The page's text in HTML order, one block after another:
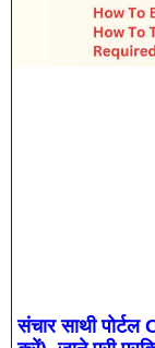
संचार साथी